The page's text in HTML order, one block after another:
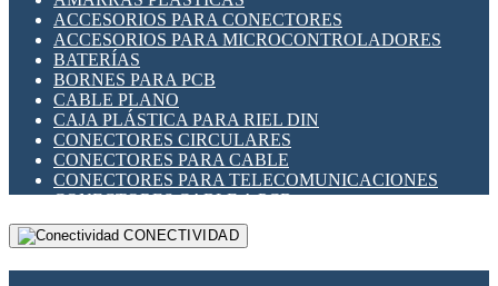
INDICADORES PARA PANEL
INTERFACES DE RELÉ
INTERRUPTORES FIN DE CARRERA
LLAVES CONMUTADORAS
MEDIDORES DE ENERGÍA Y TC'S DE CORRIENTE
MOTORES PASO A PASO
PANTALLAS HMI
PLC -CONTROLADORES LÓGICO PROGRAMABLES
PROGRAMADORES DE HORARIO
RELÉS DE PROTECCIÓN
SENSORES CAPACITIVOS
ACCESORIOS PARA CONECTORES
ACCESORIOS PARA MICROCONTROLADORES
BATERÍAS
BORNES PARA PCB
CABLE PLANO
CAJA PLÁSTICA PARA RIEL DIN
CONECTORES CIRCULARES
CONECTORES PARA CABLE
CONECTORES PARA TELECOMUNICACIONES
CONECTORES CABLE A PCB
CONECTORES PCB A CABLE
DIP SWITCHESCONECTIVIDAD